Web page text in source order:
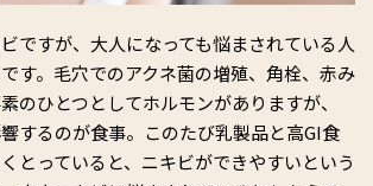
ですが、大人になっても悩まされている人
す。毛穴でのアクネ菌の増殖、角栓、赤み
のひとつとしてホルモンがありますが、
するのが食事。このたび乳製品と高GI食
とっていると、ニキビができやすいという